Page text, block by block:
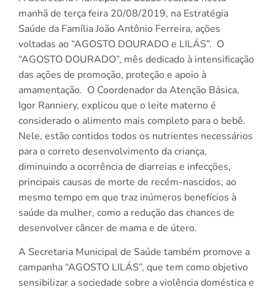
manhã de terça feira 20/08/2019, na Estratégia
Saúde da Família João Antônio Ferreira, ações
voltadas ao “AGOSTO DOURADO e LILÁS”. O
“AGOSTO DOURADO”, mês dedicado à intensificação
das ações de promoção, proteção e apoio à
amamentação. O Coordenador da Atenção Básica,
Igor Ranniery, explicou que o leite materno é
considerado o alimento mais completo para o bebê.
Nele, estão contidos todos os nutrientes necessários
para o correto desenvolvimento da criança,
diminuindo a ocorrência de diarreias e infecções,
principais causas de morte de recém-nascidos, ao
mesmo tempo em que traz inúmeros benefícios à
saúde da mulher, como a redução das chances de
desenvolver câncer de mama e de útero.
A Secretaria Municipal de Saúde também promove a
campanha “AGOSTO LILÁS”, que tem como objetivo
sensibilizar a sociedade sobre a violência doméstica e